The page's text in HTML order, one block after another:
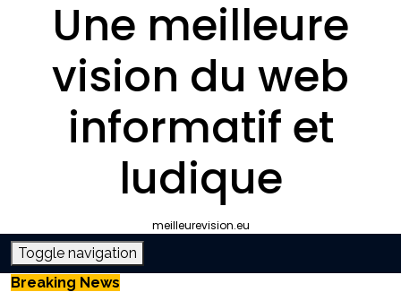
Une meilleure
vision du web
informatif et
ludique
meilleurevision.eu
Toggle navigation
Breaking News